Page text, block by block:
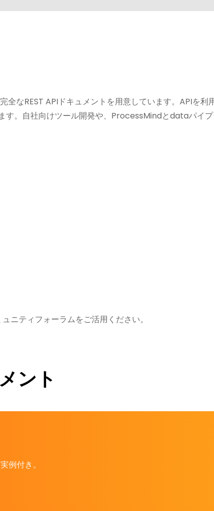
なREST APIドキュメントを用意しています。APIを利
す。自社向けツール開発や、ProcessMindとdataパイ
ニティフォーラムをご活用ください。
ント
例付き。